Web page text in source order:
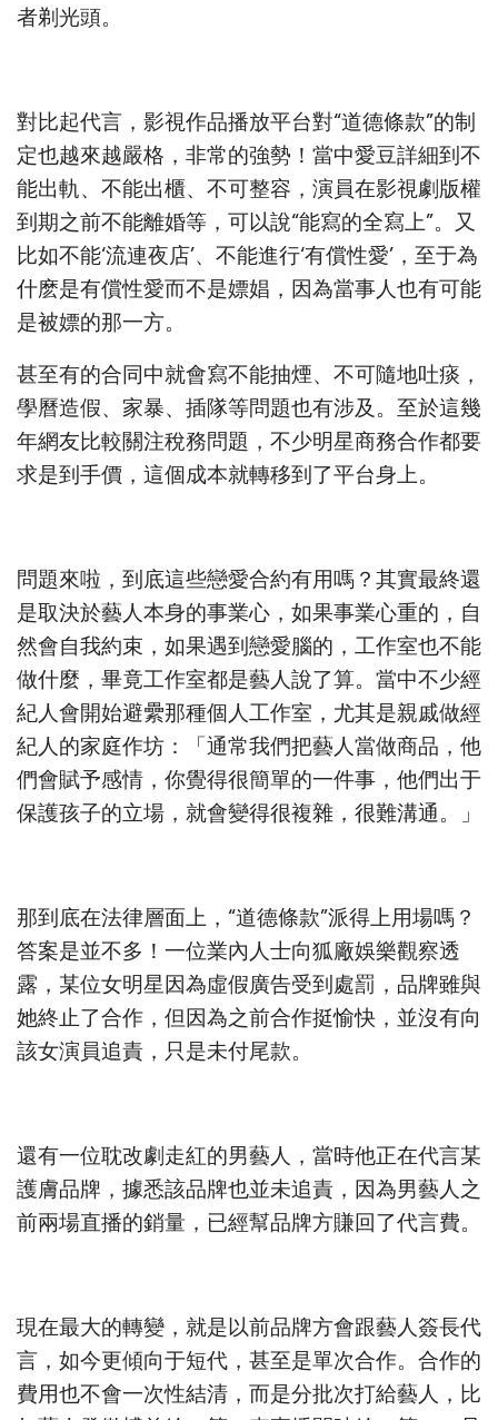
者剃光頭。
對比起代言，影視作品播放平台對“道德條款”的制
定也越來越嚴格，非常的強勢！當中愛豆詳細到不
能出軌、不能出櫃、不可整容，演員在影視劇版權
到期之前不能離婚等，可以說“能寫的全寫上”。又
比如不能‘流連夜店’、不能進行‘有償性愛’，至于為
什麽是有償性愛而不是嫖娼，因為當事人也有可能
是被嫖的那一方。
甚至有的合同中就會寫不能抽煙、不可隨地吐痰，
學曆造假、家暴、插隊等問題也有涉及。至於這幾
年網友比較關注稅務問題，不少明星商務合作都要
求是到手價，這個成本就轉移到了平台身上。
問題來啦，到底這些戀愛合約有用嗎？其實最終還
是取決於藝人本身的事業心，如果事業心重的，自
然會自我約束，如果遇到戀愛腦的，工作室也不能
做什麼，畢竟工作室都是藝人說了算。當中不少經
紀人會開始避纍那種個人工作室，尤其是親戚做經
紀人的家庭作坊：「通常我們把藝人當做商品，他
們會賦予感情，你覺得很簡單的一件事，他們出于
保護孩子的立場，就會變得很複雜，很難溝通。」
那到底在法律層面上，“道德條款”派得上用場嗎？
答案是並不多！一位業內人士向狐廠娛樂觀察透
露，某位女明星因為虛假廣告受到處罰，品牌雖與
她終止了合作，但因為之前合作挺愉快，並沒有向
該女演員追責，只是未付尾款。
還有一位耽改劇走紅的男藝人，當時他正在代言某
護膚品牌，據悉該品牌也並未追責，因為男藝人之
前兩場直播的銷量，已經幫品牌方賺回了代言費。
現在最大的轉變，就是以前品牌方會跟藝人簽長代
言，如今更傾向于短代，甚至是單次合作。合作的
費用也不會一次性結清，而是分批次打給藝人，比